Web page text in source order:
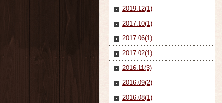
2019.12(1)
2017.10(1)
2017.06(1)
2017.02(1)
2016.11(3)
2016.09(2)
2016.08(1)